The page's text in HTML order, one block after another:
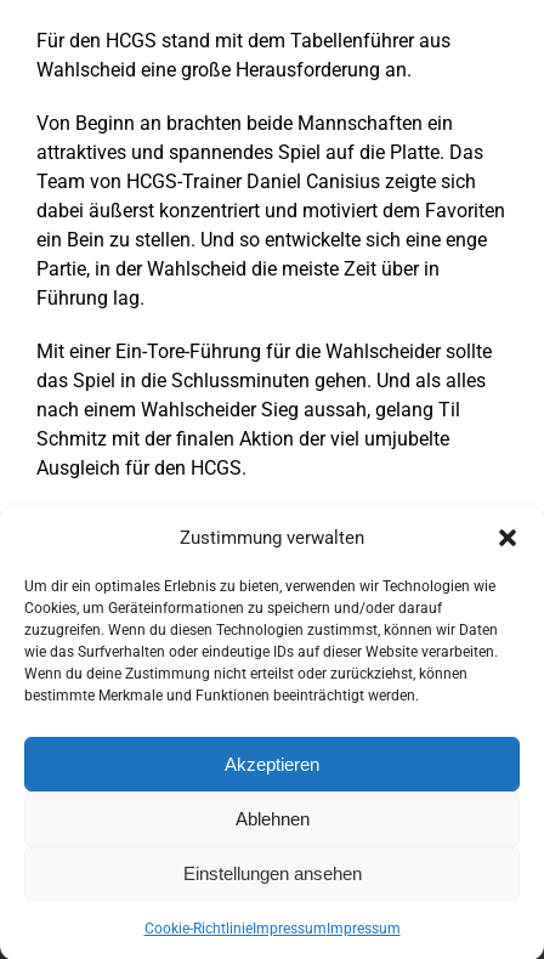
Zustimmung verwalten
Um dir ein optimales Erlebnis zu bieten, verwenden wir Technologien wie
Cookies, um Geräteinformationen zu speichern und/oder darauf
zuzugreifen. Wenn du diesen Technologien zustimmst, können wir Daten
wie das Surfverhalten oder eindeutige IDs auf dieser Website verarbeiten.
Wenn du deine Zustimmung nicht erteilst oder zurückziehst, können
bestimmte Merkmale und Funktionen beeinträchtigt werden.
Akzeptieren
Ablehnen
Einstellungen ansehen
Cookie-RichtlinieImpressum Impressum
Für den HCGS stand mit dem Tabellenführer aus
Wahlscheid eine große Herausforderung an.
Von Beginn an brachten beide Mannschaften ein
attraktives und spannendes Spiel auf die Platte. Das
Team von HCGS-Trainer Daniel Canisius zeigte sich
dabei äußerst konzentriert und motiviert dem Favoriten
ein Bein zu stellen. Und so entwickelte sich eine enge
Partie, in der Wahlscheid die meiste Zeit über in
Führung lag.
Mit einer Ein-Tore-Führung für die Wahlscheider sollte
das Spiel in die Schlussminuten gehen. Und als alles
nach einem Wahlscheider Sieg aussah, gelang Til
Schmitz mit der finalen Aktion der viel umjubelte
Ausgleich für den HCGS.
und die Spielfreude seines Teams.
Für den HCGS spielten:Niklas, Levin, Til, Max, Eric,
Tom, Kai, Greta, Lewin, Conner und Alexander;
unterstützt wurden sie von Trainer Daniel.
Vorbehalten |Cookie Richtlinie (EU)|Impressum &